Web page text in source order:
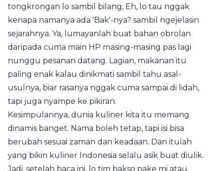
tongkrongan lo sambil bilang, Eh, lo tau nggak
kenapa namanya ada 'Bak'-nya? sambil ngejelasin
sejarahnya. Ya, lumayanlah buat bahan obrolan
daripada cuma main HP masing-masing pas lagi
nunggu pesanan datang. Lagian, makanan itu
paling enak kalau dinikmati sambil tahu asal-
usulnya, biar rasanya nggak cuma sampai di lidah,
tapi juga nyampe ke pikiran.
Kesimpulannya, dunia kuliner kita itu memang
dinamis banget. Nama boleh tetap, tapi isi bisa
berubah sesuai zaman dan keadaan. Dan itulah
yang bikin kuliner Indonesia selalu asik buat diulik.
Jadi, setelah baca ini, lo tim bakso pake mi atau